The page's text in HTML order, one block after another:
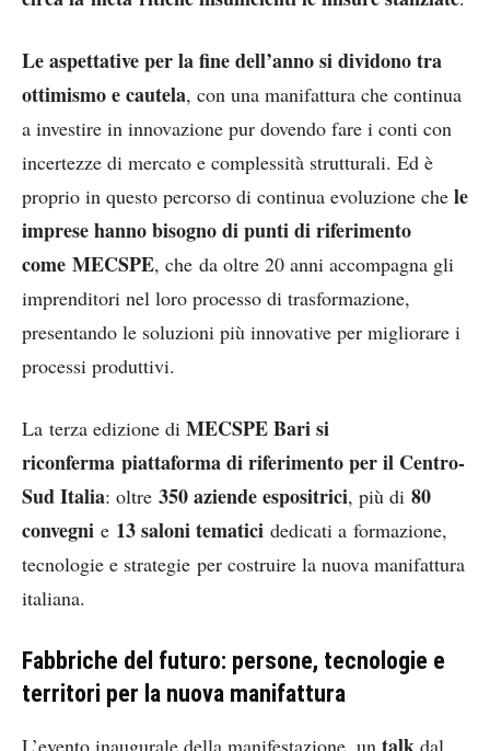
Le aspettative per la fine dell’anno si dividono tra
ottimismo e cautela, con una manifattura che continua
a investire in innovazione pur dovendo fare i conti con
incertezze di mercato e complessità strutturali. Ed è
proprio in questo percorso di continua evoluzione che le
imprese hanno bisogno di punti di riferimento
come MECSPE, che da oltre 20 anni accompagna gli
imprenditori nel loro processo di trasformazione,
presentando le soluzioni più innovative per migliorare i
processi produttivi.
La terza edizione di MECSPE Bari si
riconferma piattaforma di riferimento per il Centro-
Sud Italia: oltre 350 aziende espositrici, più di 80
convegni e 13 saloni tematici dedicati a formazione,
tecnologie e strategie per costruire la nuova manifattura
italiana.
Fabbriche del futuro: persone, tecnologie e
territori per la nuova manifattura